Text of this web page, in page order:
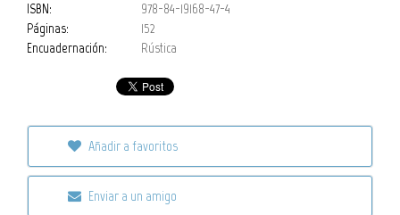
ISBN:
978-84-19168-47-4
Páginas:
152
Encuadernación:
Rústica
Añadir a favoritos
Enviar a un amigo